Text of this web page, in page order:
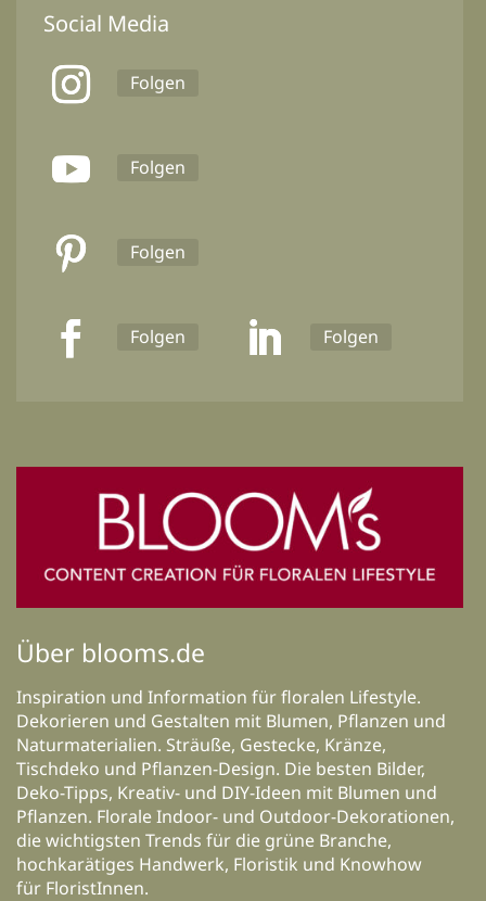
Social Media
Folgen
Folgen
Folgen
Folgen Folgen
Über blooms.de
Inspiration und Information für floralen Lifestyle.
Dekorieren und Gestalten mit Blumen, Pflanzen und
Naturmaterialien. Sträuße, Gestecke, Kränze,
Tischdeko und Pflanzen-Design. Die besten Bilder,
Deko-Tipps, Kreativ- und DIY-Ideen mit Blumen und
Pflanzen. Florale Indoor- und Outdoor-Dekorationen,
die wichtigsten Trends für die grüne Branche,
hochkarätiges Handwerk, Floristik und Knowhow
für FloristInnen.